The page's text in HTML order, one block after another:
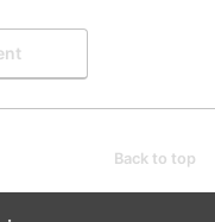
Back to top